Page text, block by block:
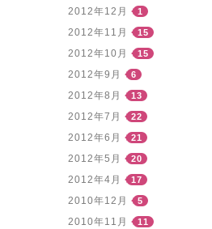
2012年12月 1
2012年11月 15
2012年10月 15
2012年9月 6
2012年8月 13
2012年7月 22
2012年6月 21
2012年5月 20
2012年4月 17
2010年12月 5
2010年11月 11